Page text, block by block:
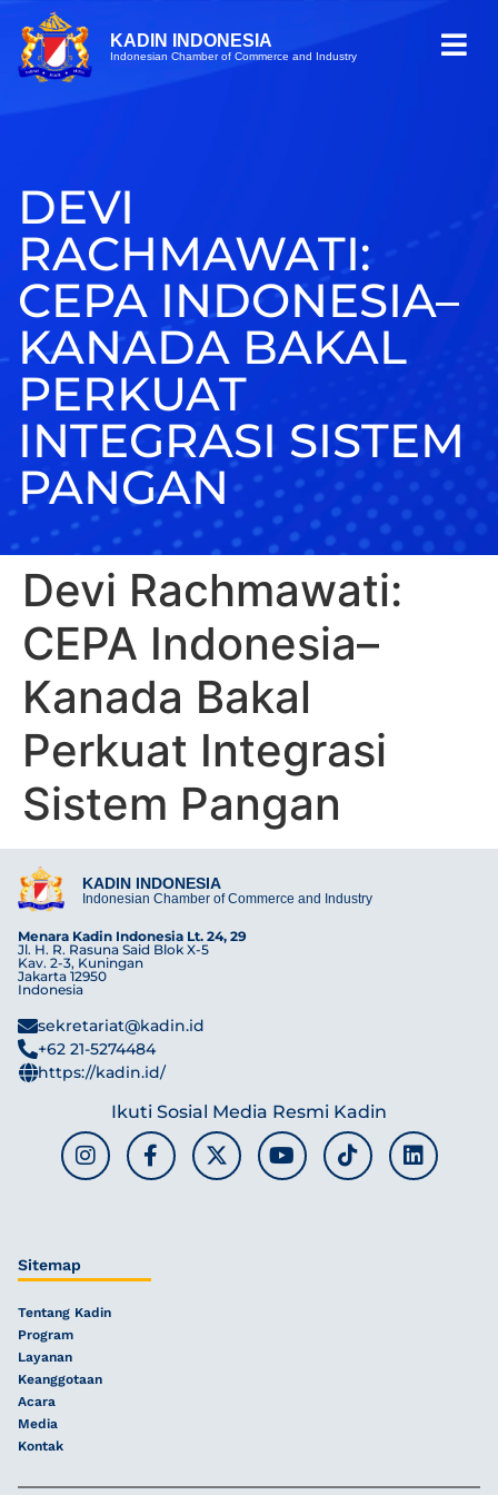
KADIN INDONESIA
Indonesian Chamber of Commerce and Industry
DEVI
RACHMAWATI:
CEPA INDONESIA–
KANADA BAKAL
PERKUAT
INTEGRASI SISTEM
PANGAN
Devi Rachmawati:
CEPA Indonesia–
Kanada Bakal
Perkuat Integrasi
Sistem Pangan
KADIN INDONESIA
Indonesian Chamber of Commerce and Industry
Menara Kadin Indonesia Lt. 24, 29
Jl. H. R. Rasuna Said Blok X-5
Kav. 2-3, Kuningan
Jakarta 12950
Indonesia
sekretariat@kadin.id
+62 21-5274484
https://kadin.id/
Ikuti Sosial Media Resmi Kadin
Sitemap
Tentang Kadin
Program
Layanan
Keanggotaan
Acara
Media
Kontak